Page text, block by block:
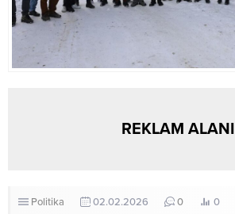
REKLAM ALANI
Politika 02.02.2026 0 0